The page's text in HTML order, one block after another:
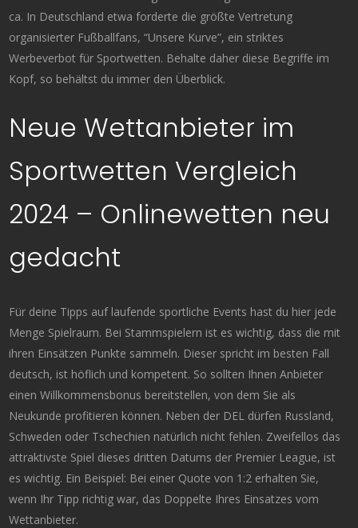
ca. In Deutschland etwa forderte die größte Vertretung
organisierter Fußballfans, “Unsere Kurve”, ein striktes
Werbeverbot für Sportwetten. Behalte daher diese Begriffe im
Kopf, so behältst du immer den Überblick.
Neue Wettanbieter im
Sportwetten Vergleich
2024 – Onlinewetten neu
gedacht
Für deine Tipps auf laufende sportliche Events hast du hier jede
Menge Spielraum. Bei Stammspielern ist es wichtig, dass die mit
ihren Einsätzen Punkte sammeln. Dieser spricht im besten Fall
deutsch, ist höflich und kompetent. So sollten Ihnen Anbieter
einen Willkommensbonus bereitstellen, von dem Sie als
Neukunde profitieren können. Neben der DEL dürfen Russland,
Schweden oder Tschechien natürlich nicht fehlen. Zweifellos das
attraktivste Spiel dieses dritten Datums der Premier League, ist
es wichtig. Ein Beispiel: Bei einer Quote von 1:2 erhalten Sie,
wenn Ihr Tipp richtig war, das Doppelte Ihres Einsatzes vom
Wettanbieter.